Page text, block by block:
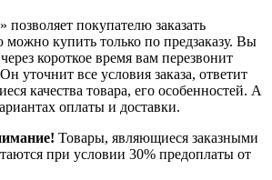
покупателю заказать
купить только по предзаказу. Вы
короткое время вам перезвонит
уточнит все условия заказа, ответит
качества товара, его особенностей. А
оплаты и доставки.
Товары, являющиеся заказными
при условии 30% предоплаты от